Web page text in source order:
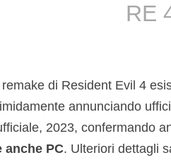
RE
l remake di Resident Evil 4
annunciando
2023, confermando
anche PC. Ulteriori dettagli